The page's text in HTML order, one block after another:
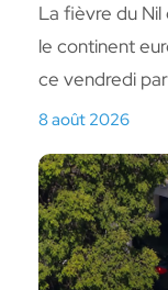
La fièvre du
le continent
ce vendredi
8 août 2026